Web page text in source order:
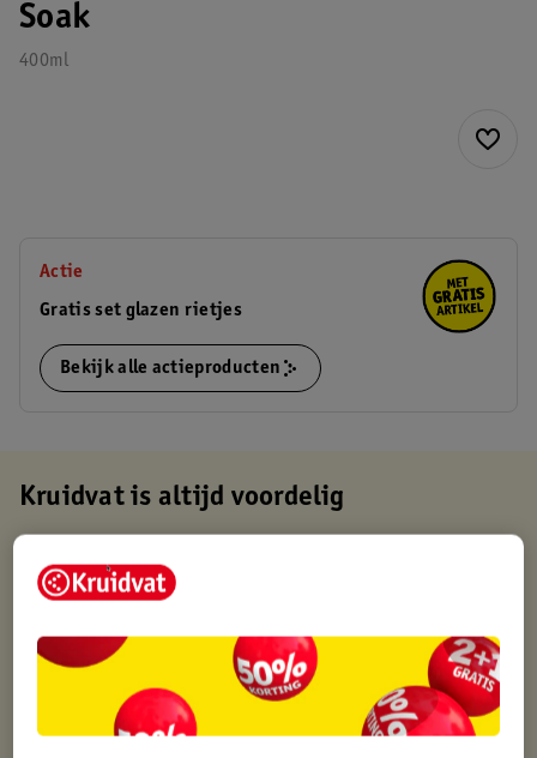
Soak
400ml
Actie
Gratis set glazen rietjes
Bekijk alle actieproducten
Kruidvat is altijd voordelig
Op werkdagen voor 22:00 uur besteld, volgende dag in huis
Gratis retourneren binnen 30 dagen
Gratis punten met je Kruidvat kaart